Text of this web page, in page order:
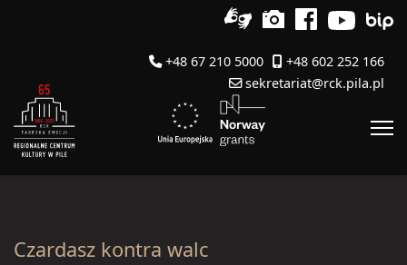
+48 67 210 5000
+48 602 252 166
sekretariat@rck.pila.pl
Czardasz kontra walc